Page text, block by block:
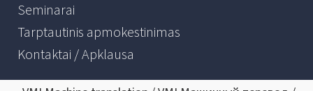
Seminarai
Tarptautinis apmokestinimas
Kontaktai / Apklausa